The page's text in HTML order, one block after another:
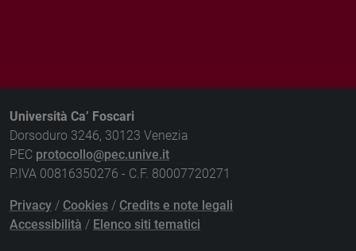
Università Ca’ Foscari
Dorsoduro 3246, 30123 Venezia
PEC protocollo@pec.unive.it
P.IVA 00816350276 - C.F. 80007720271
Privacy / Cookies / Credits e note legali
Accessibilità / Elenco siti tematici